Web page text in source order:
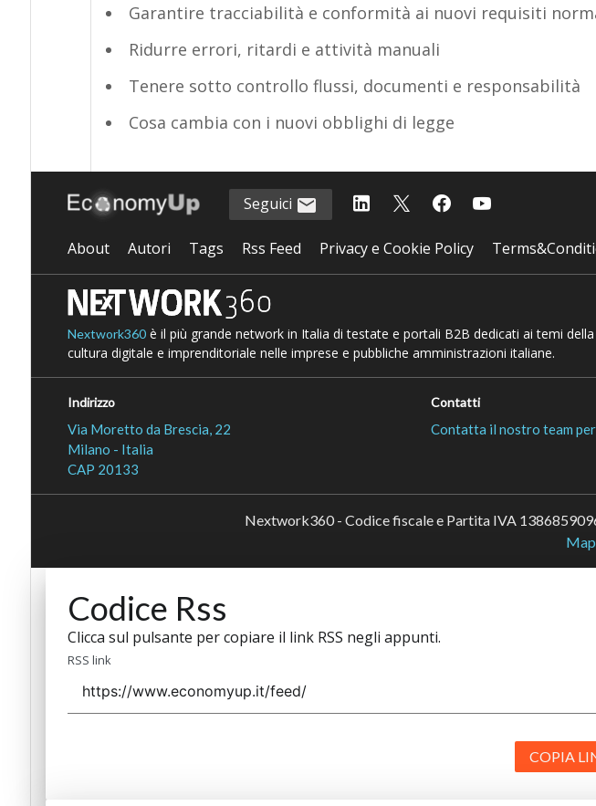
Garantire tracciabilità e conformità ai nuovi requisiti
Ridurre errori, ritardi e attività manuali
Tenere sotto controllo flussi, documenti e responsabilità
Cosa cambia con i nuovi obblighi di legge
Seguici
About Autori Tags Rss Feed Privacy e Cookie Policy
Nextwork360è il più grande network in Italia di testate e portali B2B dedicati ai temi
cultura digitale e imprenditoriale nelle imprese e pubbliche amministrazioni italiane.
Indirizzo
Via Moretto da Brescia, 22
Milano - Italia
CAP 20133
Contatti
Contatta il nostro team
Nextwork360 - Codice fiscale e Partita IVA
Codice Rss
Clicca sul pulsante per copiare il link RSS negli appunti.
RSS link
COPIA